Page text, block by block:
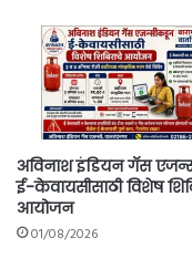
अविनाश इंडियन गॅस
ई-केवायसीसाठी विशेष
आयोजन
01/08/2026